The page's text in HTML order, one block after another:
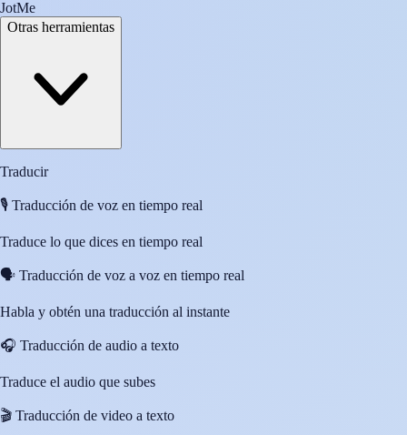
JotMe
Otras herramientas
Traducir
🎙️ Traducción de voz en tiempo real
Traduce lo que dices en tiempo real
🗣️ Traducción de voz a voz en tiempo real
Habla y obtén una traducción al instante
🎧 Traducción de audio a texto
Traduce el audio que subes
🎬 Traducción de video a texto